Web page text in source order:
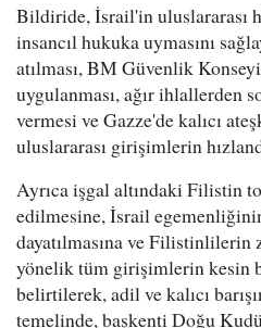
Bildiride, İsrail'in uluslararası
insancıl hukuka uymasını
atılması, BM Güvenlik
uygulanması, ağır ihlallerden
vermesi ve Gazze'de kalıcı
uluslararası girişimlerin
Ayrıca işgal altındaki Filistin
edilmesine, İsrail
dayatılmasına ve
yönelik tüm girişimlerin kesin
belirtilerek, adil ve kalıcı
temelinde, başkenti Doğu